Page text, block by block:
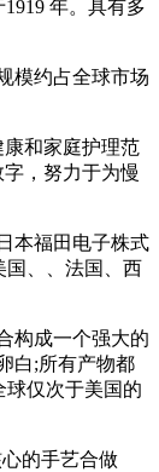
年。具有多
模约占全球市场
和家庭护理范
，努力于为慢
本福田电子株式
国、、法国、西
构成一个强大的
白;所有产物都
球仅次于美国的
的手艺合做